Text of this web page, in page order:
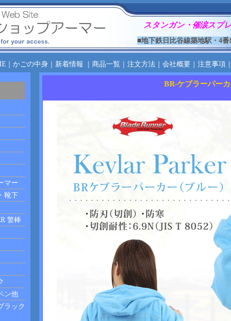
スタンガン・催涙スプ
■地下鉄日比谷線築地駅・4
｜ かごの中身｜ 新着情報 商品一覧｜ 注文方法｜ 会社概要｜ 注意事項｜
BR-ケブラーパー